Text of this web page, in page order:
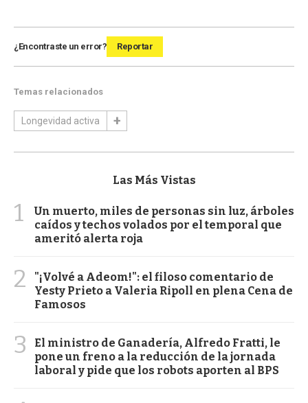
¿Encontraste un error? Reportar
Temas relacionados
Longevidad activa
Las Más Vistas
1
Un muerto, miles de personas sin luz, árboles
caídos y techos volados por el temporal que
ameritó alerta roja
2
"¡Volvé a Adeom!": el filoso comentario de
Yesty Prieto a Valeria Ripoll en plena Cena de
Famosos
3
El ministro de Ganadería, Alfredo Fratti, le
pone un freno a la reducción de la jornada
laboral y pide que los robots aporten al BPS